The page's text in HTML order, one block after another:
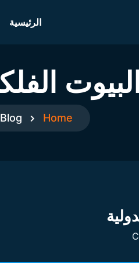
الرئيسية
البيوت
Home
Blog